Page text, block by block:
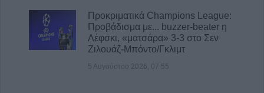
5 Αυγούστου 2026, 16:58
Επιτροπή Ανταγωνισμού: Αναρτήθηκαν τα
οριστικά αποτελέσματα της προκήρυξης για
51 θέσεις ειδικού επιστημονικού
Προκριματικά Champions League:
Προβάδισμα με... buzzer-beater η
Λέφσκι, «ματσάρα» 3-3 στο Σεν
Ζιλουάζ-Μπόντο/Γκλιμτ
5 Αυγούστου 2026, 07:55